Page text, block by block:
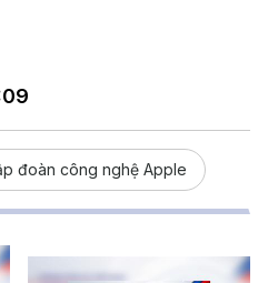
đoàn công nghệ Apple